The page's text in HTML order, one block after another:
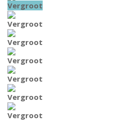
Vergroot
Vergroot
Vergroot
Vergroot
Vergroot
Vergroot
Vergroot